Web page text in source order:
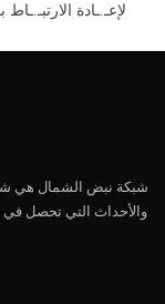
لإعـ.ـادة
شبكة نبض الشمال هي
والأحداث التي تحصل في